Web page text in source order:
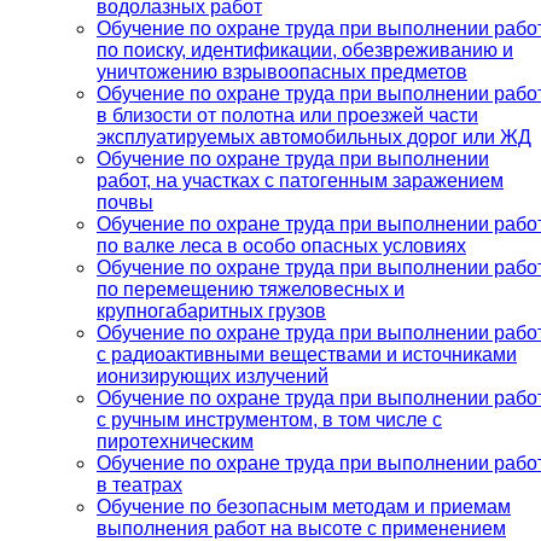
водолазных работ
Обучение по охране труда при выполнении
по поиску, идентификации, обезвреживанию и
уничтожению взрывоопасных предметов
Обучение по охране труда при выполнении
в близости от полотна или проезжей части
эксплуатируемых автомобильных дорог или ЖД
Обучение по охране труда при выполнении
работ, на участках с патогенным заражением
почвы
Обучение по охране труда при выполнении
по валке леса в особо опасных условиях
Обучение по охране труда при выполнении
по перемещению тяжеловесных и
крупногабаритных грузов
Обучение по охране труда при выполнении
с радиоактивными веществами и источниками
ионизирующих излучений
Обучение по охране труда при выполнении
с ручным инструментом, в том числе с
пиротехническим
Обучение по охране труда при выполнении
в театрах
Обучение по безопасным методам и приемам
выполнения работ на высоте с применением